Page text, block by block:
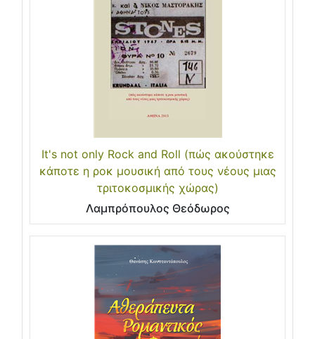
It's not only Rock and Roll (πώς ακούστηκε
κάποτε η ροκ μουσική από τους νέους μιας
τριτοκοσμικής χώρας)
Λαμπρόπουλος Θεόδωρος